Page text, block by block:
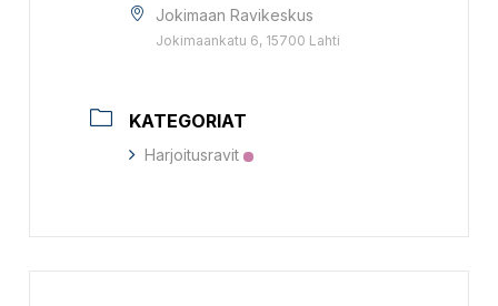
Jokimaan Ravikeskus
Jokimaankatu 6, 15700 Lahti
KATEGORIAT
Harjoitusravit